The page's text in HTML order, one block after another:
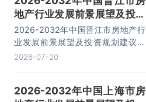
地产行业发展前景展望及投资
规划建议报告
2026-2032年中国晋江市房地产行
业发展前景展望及投资规划建议报
告，主要包括竞争格局分析、关键性
容。
2026-07-20
2026-2032年中国上海市房